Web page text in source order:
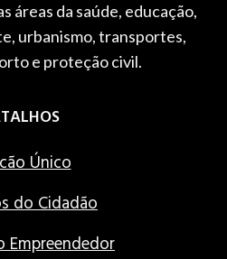
áreas da saúde, educação,
urbanismo, transportes,
e proteção civil.
Único
do Cidadão
Empreendedor